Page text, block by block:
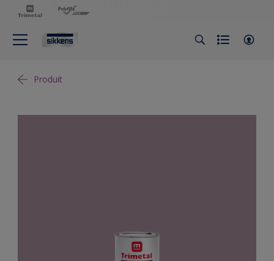
Produit